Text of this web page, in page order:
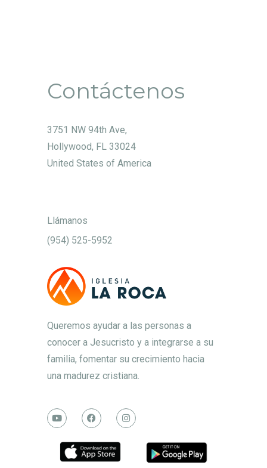
Contáctenos
3751 NW 94th Ave,
Hollywood, FL 33024
United States of America
Llámanos
(954) 525-5952
Queremos ayudar a las personas a
conocer a Jesucristo y a integrarse a su
familia, fomentar su crecimiento hacia
una madurez cristiana.